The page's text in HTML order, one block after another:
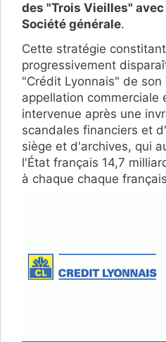
des "Trois Vieilles" avec
Société générale.
Cette stratégie
progressivement
"Crédit Lyonnais" de
appellation commerciale
intervenue après une
scandales financiers et
siège et d'archives, qui
l'État français 14,7
à chaque chaque